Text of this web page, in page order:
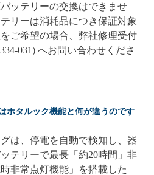
ッテリーの交換はできませ
リーは消耗品につき保証対象
ご希望の場合、弊社修理受付
031) へお問い合わせくださ
ホタルック機能と何が違うのです
は、停電を自動で検知し、器
テリーで最長「約20時間」非
非常点灯機能」を搭載した